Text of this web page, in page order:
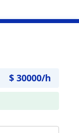
$ 30000/h